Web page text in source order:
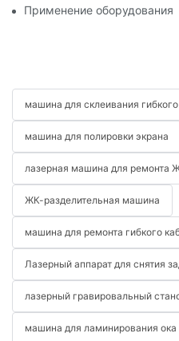
Применение оборудования
машина для склеивания
машина для полировки экрана
лазерная машина для ремонта
ЖК-разделительная машина
машина для ремонта гибкого
Лазерный аппарат для снятия
лазерный гравировальный
машина для ламинирования ока